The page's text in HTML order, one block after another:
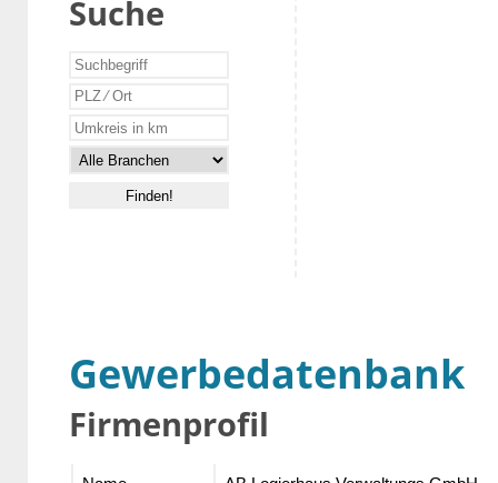
Suche
Gewerbedatenbank
Firmenprofil